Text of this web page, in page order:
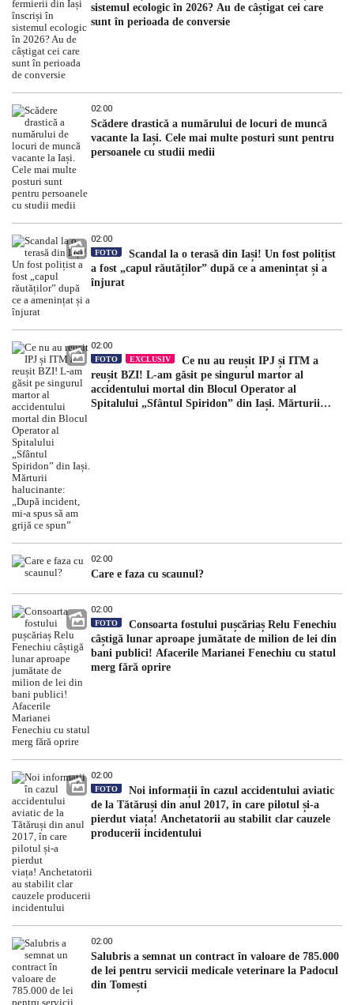
sistemul ecologic în 2026? Au de câștigat cei care
sunt în perioada de conversie
02:00
Scădere drastică a numărului de locuri de muncă
vacante la Iași. Cele mai multe posturi sunt pentru
persoanele cu studii medii
02:00
FOTO
Scandal la o terasă din Iași! Un fost polițist
a fost „capul răutăților” după ce a amenințat și a
înjurat
02:00
FOTO EXCLUSIV
Ce nu au reușit IPJ și ITM a
reușit BZI! L-am găsit pe singurul martor al
accidentului mortal din Blocul Operator al
Spitalului „Sfântul Spiridon” din Iași. Mărturii
02:00
Care e faza cu scaunul?
02:00
FOTO
Consoarta fostului pușcăriaș Relu Fenechiu
câștigă lunar aproape jumătate de milion de lei din
bani publici! Afacerile Marianei Fenechiu cu statul
merg fără oprire
02:00
FOTO
Noi informații în cazul accidentului aviatic
de la Tătăruși din anul 2017, în care pilotul și-a
pierdut viața! Anchetatorii au stabilit clar cauzele
producerii incidentului
02:00
Salubris a semnat un contract în valoare de 785.000
de lei pentru servicii medicale veterinare la Padocul
din Tomești